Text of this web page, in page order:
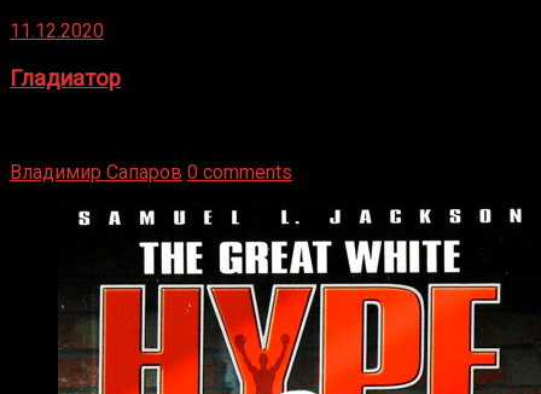
11.12.2020
Гладиатор
Владимир Сапаров 0 comments